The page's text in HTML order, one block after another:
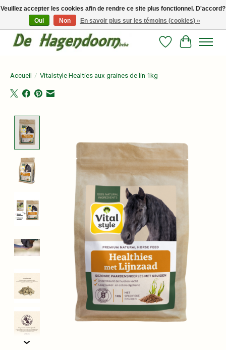
Persoonlijk advies en betrouwbare voeding voor jouw paard!
Liste dePanier
Accueil / Vitalstyle Healties aux graines de lin 1kg
Veuillez accepter les cookies afin de rendre ce site plus fonctionnel. D'accord?
Oui
Non En savoir plus sur les témoins (cookies) »